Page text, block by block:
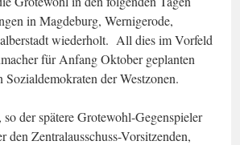
in Magdeburg, Wernigerode,
wiederholt. All dies im Vorfeld
für Anfang Oktober geplanten
der Westzonen.
der spätere Grotewohl-Gegenspieler
den Zentralausschuss-Vorsitzenden,